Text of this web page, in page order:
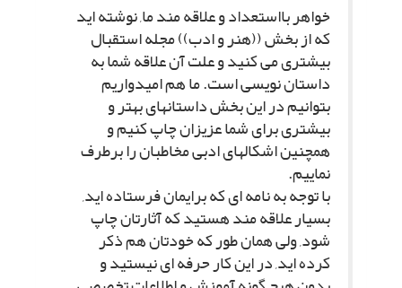
خواهر بااستعداد و علاقه مند ما, نوشته اید
که از بخش ((هنر و ادب)) مجله استقبال
بیشترى مى کنید و علت آن علاقه شما به
داستان نویسى است. ما هم امیدواریم
بتوانیم در این بخش داستانهاى بهتر و
بیشترى براى شما عزیزان چاپ کنیم و
همچنین اشکالهاى ادبى مخاطبان را برطرف
نماییم.
با توجه به نامه اى که برایمان فرستاده اید,
بسیار علاقه مند هستید که آثارتان چاپ
شود, ولى همان طور که خودتان هم ذکر
کرده اید, در این کار حرفه اى نیستید و